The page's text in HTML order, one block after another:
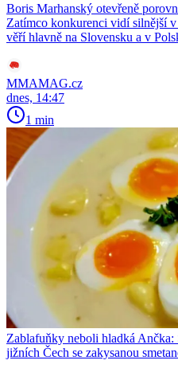
Boris Marhanský otevřeně
Zatímco konkurenci vidí silnější
věří hlavně na Slovensku a v
MMAMAG.cz
dnes, 14:47
1 min
Zablafuňky neboli hladká Ančka:
jižních Čech se zakysanou